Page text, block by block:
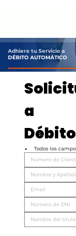
Adhiere tu Servicio a
DÉBITO AUTOMÁTICO
a
Todos los